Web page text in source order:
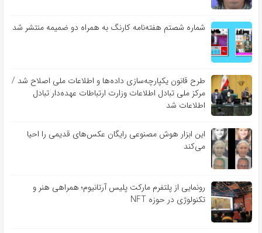
شماره شصتم هفته‌نامه کارنگ به همراه دو ضمیمه منتشر شد
طرح قانون یکپارچه‌سازی داده‌ها و اطلاعات ملی اصلاح شد /
مرکز ملی تبادل اطلاعات وزارت ارتباطات عهده‌دار تبادل
اطلاعات شد
این ابزار هوش مصنوعی رایگان عکس‌های قدیمی را احیا
می‌کند
رونمایی از پلتفرم مارکت پلیس آرتانیوم؛ همراهی هنر و
تکنولوژی در حوزه NFT